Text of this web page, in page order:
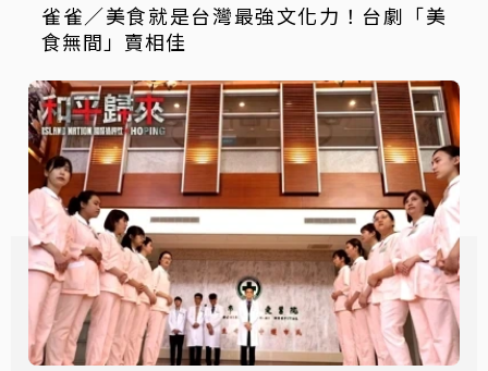
雀雀／美食就是台灣最強文化力！台劇「美
食無間」賣相佳